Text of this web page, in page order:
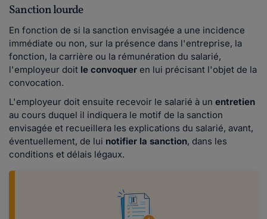
Sanction lourde
En fonction de si la sanction envisagée a une incidence
immédiate ou non, sur la présence dans l'entreprise, la
fonction, la carrière ou la rémunération du salarié,
l'employeur doit le convoquer en lui précisant l'objet de la
convocation.
L'employeur doit ensuite recevoir le salarié à un entretien
au cours duquel il indiquera le motif de la sanction
envisagée et recueillera les explications du salarié, avant,
éventuellement, de lui notifier la sanction, dans les
conditions et délais légaux.